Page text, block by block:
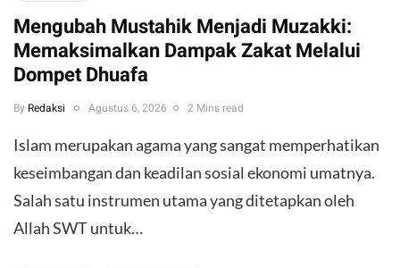
Mengubah Mustahik Menjadi Muzakki:
Memaksimalkan Dampak Zakat Melalui
Dompet Dhuafa
By Redaksi Agustus 6, 2026 2 Mins read
Islam merupakan agama yang sangat memperhatikan
keseimbangan dan keadilan sosial ekonomi umatnya.
Salah satu instrumen utama yang ditetapkan oleh
Allah SWT untuk…